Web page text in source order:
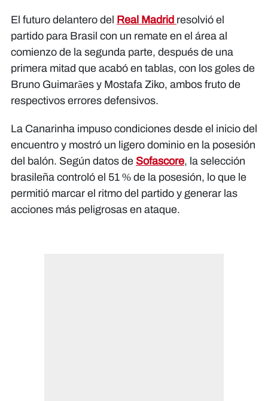
El futuro delantero del Real Madrid resolvió el
partido para Brasil con un remate en el área al
comienzo de la segunda parte, después de una
primera mitad que acabó en tablas, con los goles de
Bruno Guimarães y Mostafa Ziko, ambos fruto de
respectivos errores defensivos.
La Canarinha impuso condiciones desde el inicio del
encuentro y mostró un ligero dominio en la posesión
del balón. Según datos de Sofascore, la selección
brasileña controló el 51 % de la posesión, lo que le
permitió marcar el ritmo del partido y generar las
acciones más peligrosas en ataque.